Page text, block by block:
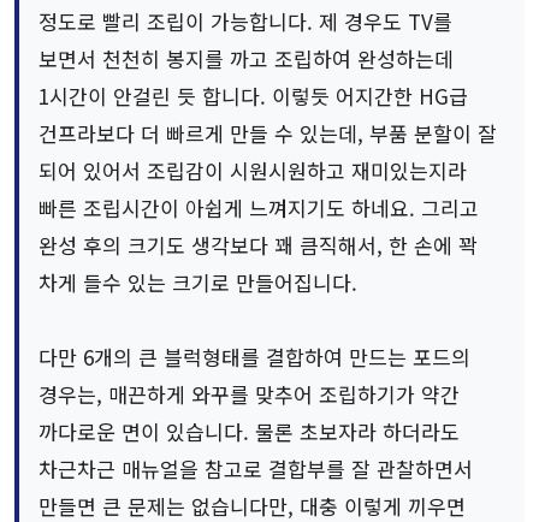
정도로 빨리 조립이 가능합니다. 제 경우도 TV를
보면서 천천히 봉지를 까고 조립하여 완성하는데
1시간이 안걸린 듯 합니다. 이렇듯 어지간한 HG급
건프라보다 더 빠르게 만들 수 있는데, 부품 분할이 잘
되어 있어서 조립감이 시원시원하고 재미있는지라
빠른 조립시간이 아쉽게 느껴지기도 하네요. 그리고
완성 후의 크기도 생각보다 꽤 큼직해서, 한 손에 꽉
차게 들수 있는 크기로 만들어집니다.
다만 6개의 큰 블럭형태를 결합하여 만드는 포드의
경우는, 매끈하게 와꾸를 맞추어 조립하기가 약간
까다로운 면이 있습니다. 물론 초보자라 하더라도
차근차근 매뉴얼을 참고로 결합부를 잘 관찰하면서
만들면 큰 문제는 없습니다만, 대충 이렇게 끼우면